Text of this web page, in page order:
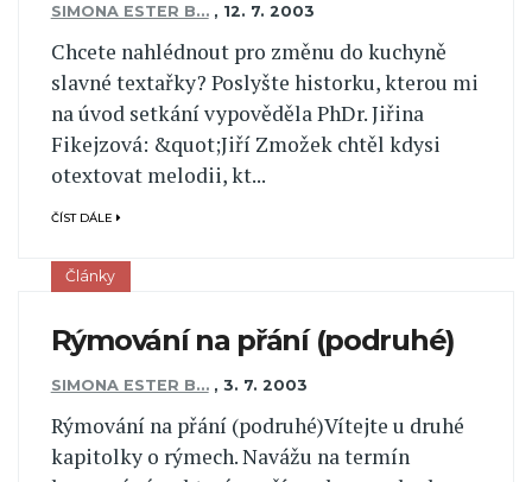
SIMONA ESTER B… , 12. 7. 2003
Chcete nahlédnout pro změnu do kuchyně
slavné textařky? Poslyšte historku, kterou mi
na úvod setkání vypověděla PhDr. Jiřina
Fikejzová: &quot;Jiří Zmožek chtěl kdysi
otextovat melodii, kt...
ČÍST DÁLE
Články
Rýmování na přání (podruhé)
SIMONA ESTER B… , 3. 7. 2003
Rýmování na přání (podruhé)Vítejte u druhé
kapitolky o rýmech. Navážu na termín